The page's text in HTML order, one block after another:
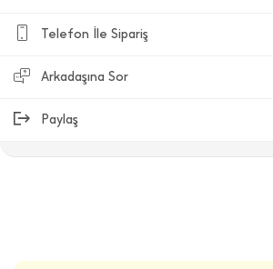
Telefon İle Sipariş
Arkadaşına Sor
Paylaş